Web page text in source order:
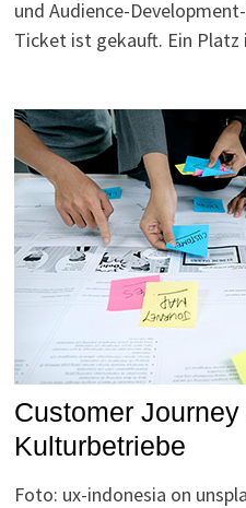
und Audience-
Ticket ist gekauft. Ein
Customer
Kulturbetriebe
Foto: ux-indonesia on